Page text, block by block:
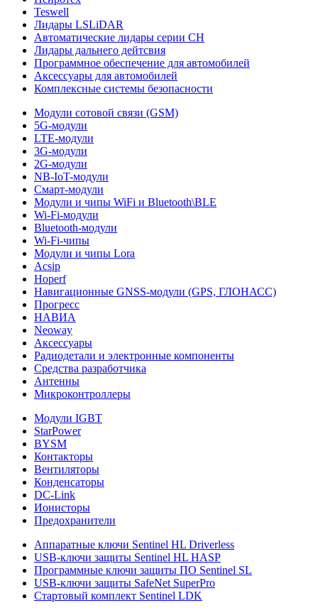
Teswell
Лидары LSLiDAR
Автоматические лидары серии CH
Лидары дальнего дейтсвия
Программное обеспечение для автомобилей
Аксессуары для автомобилей
Комплексные системы безопасности
Модули сотовой связи (GSM)
5G-модули
LTE-модули
3G-модули
2G-модули
NB-IoT-модули
Смарт-модули
Модули и чипы WiFi и Bluetooth\BLE
Wi-Fi-модули
Bluetooth-модули
Wi-Fi-чипы
Модули и чипы Lora
Acsip
Hoperf
Навигационные GNSS-модули (GPS, ГЛОНАСС)
Прогресс
НАВИА
Neoway
Аксессуары
Радиодетали и электронные компоненты
Средства разработчика
Антенны
Микроконтроллеры
Модули IGBT
StarPower
BYSM
Контакторы
Вентиляторы
Конденсаторы
DC-Link
Ионисторы
Предохранители
Аппаратные ключи Sentinel HL Driverless
USB-ключи защиты Sentinel HL HASP
Программные ключи защиты ПО Sentinel SL
USB-ключи защиты SafeNet SuperPro
Стартовый комплект Sentinel LDK